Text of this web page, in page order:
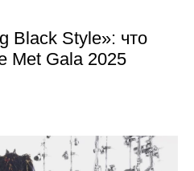
Black Style»: что
Met Gala 2025